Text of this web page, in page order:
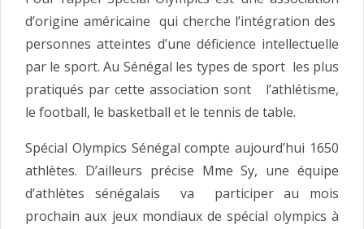
d’origine américaine qui cherche l’intégration des
personnes atteintes d’une déficience intellectuelle
par le sport. Au Sénégal les types de sport les plus
pratiqués par cette association sont l’athlétisme,
le football, le basketball et le tennis de table.
Spécial Olympics Sénégal compte aujourd’hui 1650
athlètes. D’ailleurs précise Mme Sy, une équipe
d’athlètes sénégalais va participer au mois
prochain aux jeux mondiaux de spécial olympics à